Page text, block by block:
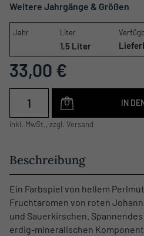
Weitere Jahrgänge & Größen
Jahr Liter
1,5 Liter
33,00 €
IN
inkl. MwSt., zzgl. Versand
Beschreibung
Ein Farbspiel von hellem
Fruchtaromen von roten
und Sauerkirschen.
erdig-mineralischen